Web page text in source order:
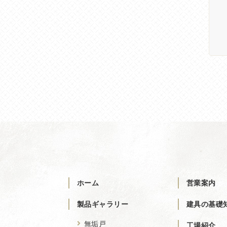
ホーム
製品ギャラリー
無垢戸
営業案内
建具の基礎